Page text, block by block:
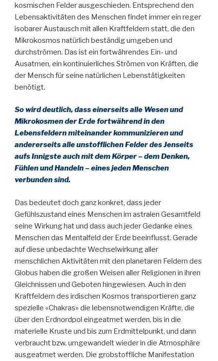
kosmischen Felder ausgeschieden. Entsprechend den
Lebensaktivitäten des Menschen findet immer ein reger
isobarer Austausch mit allen Kraftfeldern statt, die den
Mikrokosmos natürlich beständig umgeben und
durchströmen. Das ist ein fortwährendes Ein- und
Ausatmen, ein kontinuierliches Strömen von Kräften, die
der Mensch für seine natürlichen Lebenstätigkeiten
benötigt.
So wird deutlich, dass einerseits alle Wesen und
Mikrokosmen der Erde fortwährend in den
Lebensfeldern miteinander kommunizieren und
andererseits alle unstofflichen Felder des Jenseits
aufs Innigste auch mit dem Körper – dem Denken,
Fühlen und Handeln – eines jeden Menschen
verbunden sind.
Das bedeutet doch ganz konkret, dass jeder
Gefühlszustand eines Menschen im astralen Gesamtfeld
seine Wirkung hat und dass auch jeder Gedanke eines
Menschen das Mentalfeld der Erde beeinflusst. Gerade
auf diese unbedachte Wechselwirkung aller
menschlichen Aktivitäten mit den planetaren Feldern des
Globus haben die großen Weisen aller Religionen in ihren
Gleichnissen und Geboten hingewiesen. Auch in den
Kraftfeldern des irdischen Kosmos transportieren ganz
spezielle «Chakras» die lebensnotwendigen Kräfte, die
über den Erdnordpol eingeatmet werden, bis in die
materielle Kruste und bis zum Erdmittelpunkt, und dann
verbraucht bzw. umgewandelt wieder in die Atmosphäre
ausgeatmet werden. Die grobstoffliche Manifestation